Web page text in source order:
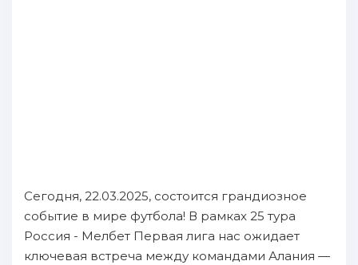
Сегодня, 22.03.2025, состоится грандиозное
событие в мире футбола! В рамках 25 тура
Россия - Мелбет Первая лига нас ожидает
ключевая встреча между командами Алания —